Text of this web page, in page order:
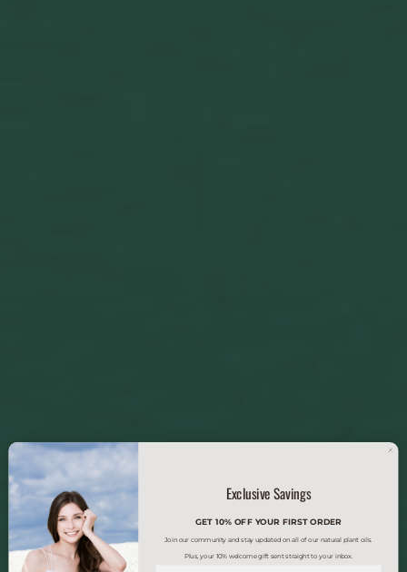
Exclusive Savings
GET 10% OFF YOUR FIRST ORDER
Join our community and stay updated on all of our natural plant oils.
Plus, your 10% welcome gift sent straight to your inbox.